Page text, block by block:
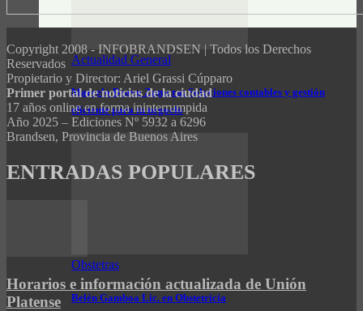
Actualidad General
Marcelo Bravo Zamora: Soluciones contables y gestión
eficiente para tu negocio
Obstetras
Belén Gamboa Lic. en Obstetricia
Copyright 2008 - INFOBRANDSEN | Todos los Derechos
Reservados
Propietario y Director: Ariel Grassi Cúpparo
Primer portal de noticias de la ciudad
17 años online en forma ininterrumpida
Año 2025 – Ediciones Nº 5932 a 6296
Brandsen, Provincia de Buenos Aires
ENTRADAS POPULARES
Horarios e información actualizada de Unión
Platense